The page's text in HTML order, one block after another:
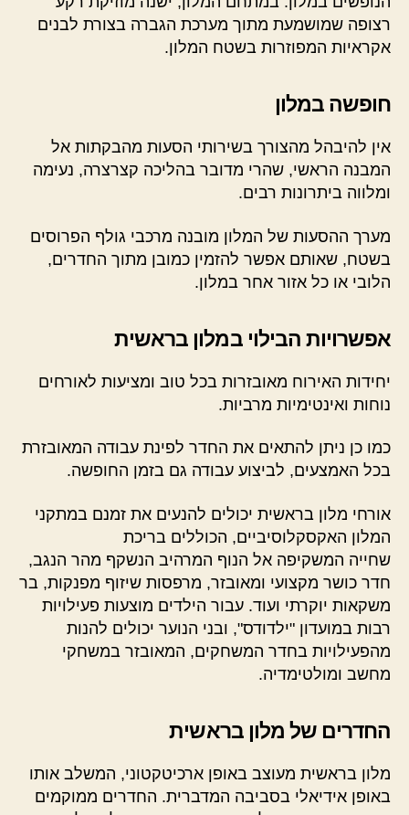
רצופה שמושמעת מתוך מערכת הגברה בצורת לבנים
אקראיות המפוזרות בשטח המלון.
חופשה במלון
אין להיבהל מהצורך בשירותי הסעות מהבקתות אל
המבנה הראשי, שהרי מדובר בהליכה קצרצרה, נעימה
ומלווה ביתרונות רבים.
מערך ההסעות של המלון מובנה מרכבי גולף הפרוסים
בשטח, שאותם אפשר להזמין כמובן מתוך החדרים,
הלובי או כל אזור אחר במלון.
אפשרויות הבילוי במלון בראשית
יחידות האירוח מאובזרות בכל טוב ומציעות לאורחים
נוחות ואינטימיות מרביות.
כמו כן ניתן להתאים את החדר לפינת עבודה המאובזרת
בכל האמצעים, לביצוע עבודה גם בזמן החופשה.
אורחי מלון בראשית יכולים להנעים את זמנם במתקני
המלון האקסקלוסיביים, הכוללים בריכת
שחייה המשקיפה אל הנוף המרהיב הנשקף מהר הנגב,
חדר כושר מקצועי ומאובזר, מרפסות שיזוף מפנקות, בר
משקאות יוקרתי ועוד. עבור הילדים מוצעות פעילויות
רבות במועדון "ילדודס", ובני הנוער יכולים להנות
מהפעילויות בחדר המשחקים, המאובזר במשחקי
מחשב ומולטימדיה.
החדרים של מלון בראשית
מלון בראשית מעוצב באופן ארכיטקטוני, המשלב אותו
באופן אידיאלי בסביבה המדברית. החדרים ממוקמים